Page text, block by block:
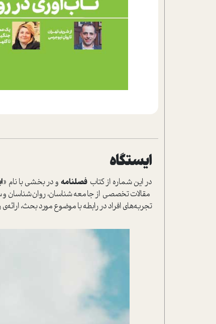
ایستگاه
در این شماره از کتاب فصلنامهو در بخشی با نام «
مقالات تخصصی از جامعه‌شناسان، روان‌شناسان و
تجربه‌های افراد در رابطه با موضوع مورد بحث،